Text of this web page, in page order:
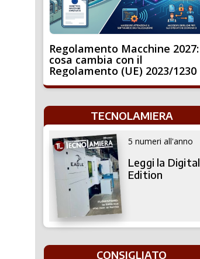
Regolamento Macchine 2027:
cosa cambia con il
Regolamento (UE) 2023/1230
TECNOLAMIERA
5 numeri all'anno
Leggi la Digital
Edition
CONSIGLIATO